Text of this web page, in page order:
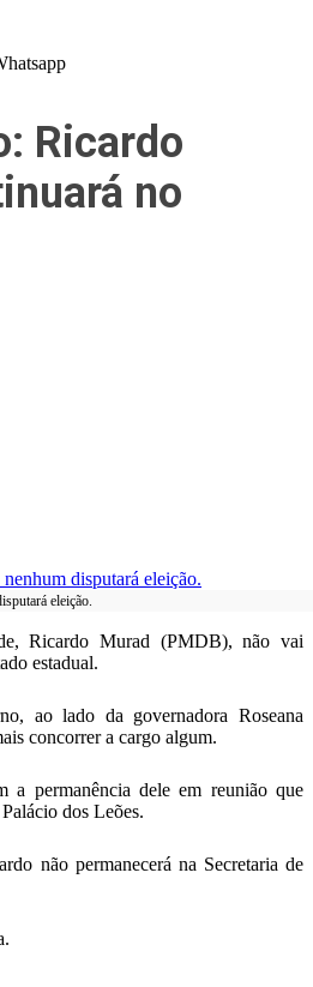
Ricardo
no
eleição.
Ricardo Murad (PMDB), não vai
estadual.
ao lado da governadora Roseana
concorrer a cargo algum.
a permanência dele em reunião que
dos Leões.
não permanecerá na Secretaria de